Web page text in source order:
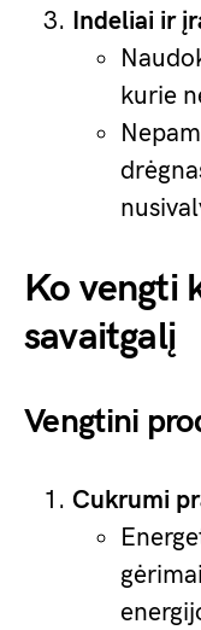
Indeliai ir
kurie
Ko vengti
savaitgalį
Vengtini
Cukrumi